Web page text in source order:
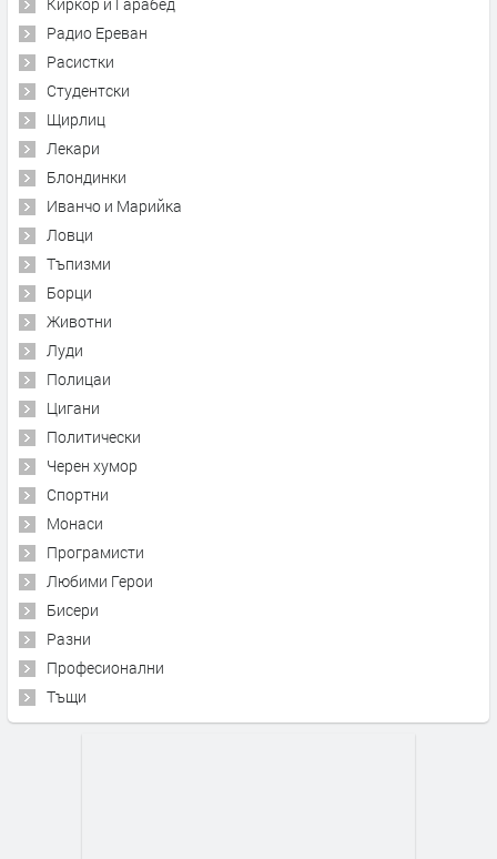
Радио Ереван
Расистки
Студентски
Щирлиц
Лекари
Блондинки
Иванчо и Марийка
Ловци
Тъпизми
Борци
Животни
Луди
Полицаи
Цигани
Политически
Черен хумор
Спортни
Монаси
Програмисти
Любими Герои
Бисери
Разни
Професионални
Тъщи